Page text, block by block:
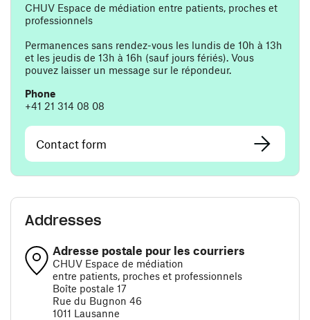
CHUV Espace de médiation entre patients, proches et
professionnels
Permanences sans rendez-vous les lundis de 10h à 13h
et les jeudis de 13h à 16h (sauf jours fériés). Vous
pouvez laisser un message sur le répondeur.
Phone
+41 21 314 08 08
Contact form
Addresses
Adresse postale pour les courriers
CHUV Espace de médiation
entre patients, proches et professionnels
Boîte postale 17
Rue du Bugnon 46
1011 Lausanne